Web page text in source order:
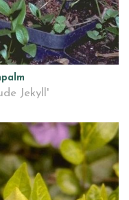
Jekyll'